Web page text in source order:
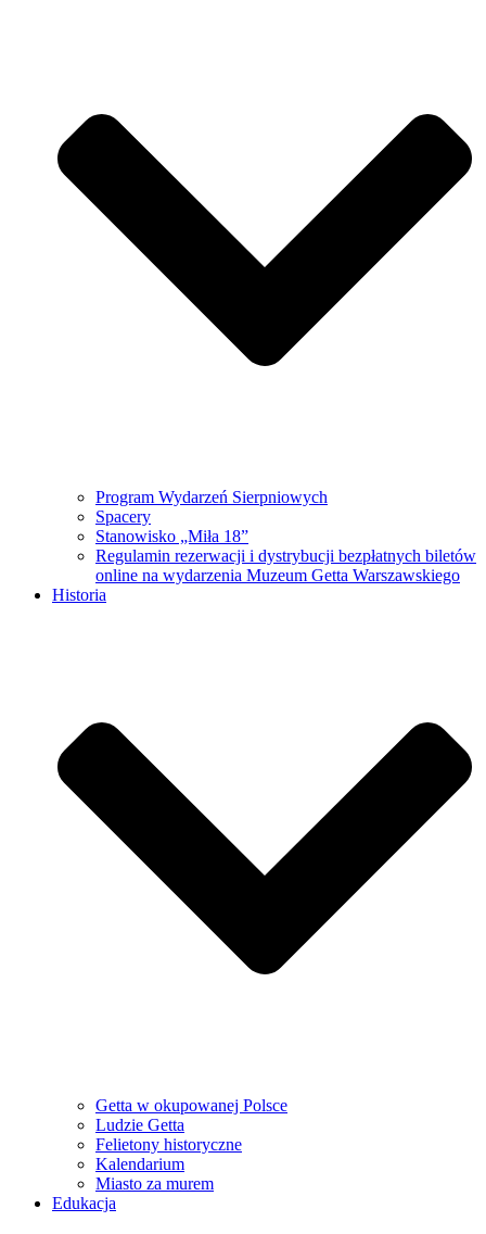
Program Wydarzeń Sierpniowych
Spacery
Stanowisko „Miła 18”
Regulamin rezerwacji i dystrybucji bezpłatnych biletów
online na wydarzenia Muzeum Getta Warszawskiego
Historia
Getta w okupowanej Polsce
Ludzie Getta
Felietony historyczne
Kalendarium
Miasto za murem
Edukacja